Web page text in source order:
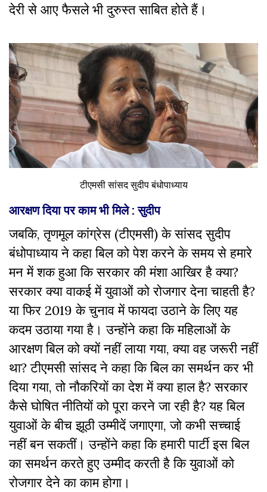
देरी से आए फैसले भी दुरुस्त साबित होते हैं।
टीएमसी सांसद सुदीप बंधोपाध्याय
आरक्षण दिया पर काम भी मिले : सुदीप
जबकि, तृणमूल कांग्रेस (टीएमसी) के सांसद सुदीप
बंधोपाध्याय ने कहा बिल को पेश करने के समय से हमारे
मन में शक हुआ कि सरकार की मंशा आखिर है क्या?
सरकार क्या वाकई में युवाओं को रोजगार देना चाहती है?
या फिर 2019 के चुनाव में फायदा उठाने के लिए यह
कदम उठाया गया है। उन्होंने कहा कि महिलाओं के
आरक्षण बिल को क्यों नहीं लाया गया, क्या वह जरूरी नहीं
था? टीएमसी सांसद ने कहा कि बिल का समर्थन कर भी
दिया गया, तो नौकरियों का देश में क्या हाल है? सरकार
कैसे घोषित नीतियों को पूरा करने जा रही है? यह बिल
युवाओं के बीच झूठी उम्मीदें जगाएगा, जो कभी सच्चाई
नहीं बन सकतीं। उन्होंने कहा कि हमारी पार्टी इस बिल
का समर्थन करते हुए उम्मीद करती है कि युवाओं को
रोजगार देने का काम होगा।